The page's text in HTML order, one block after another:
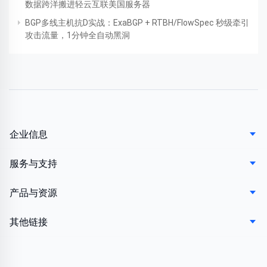
数据跨洋搬进轻云互联美国服务器
BGP多线主机抗D实战：ExaBGP + RTBH/FlowSpec 秒级牵引
攻击流量，1分钟全自动黑洞
企业信息
服务与支持
产品与资源
其他链接